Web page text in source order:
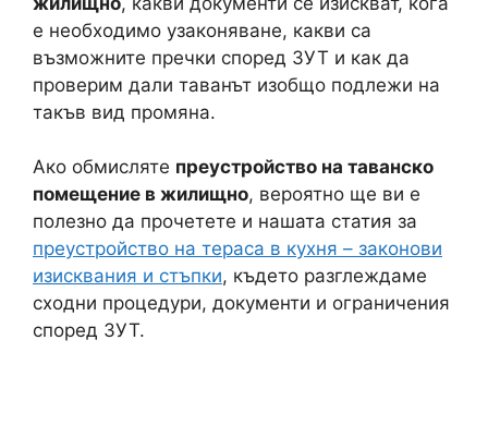
е необходимо узаконяване, какви са
възможните пречки според ЗУТ и как да
проверим дали таванът изобщо подлежи на
такъв вид промяна.
Ако обмисляте преустройство на таванско
помещение в жилищно, вероятно ще ви е
полезно да прочетете и нашата статия за
преустройство на тераса в кухня – законови
изисквания и стъпки, където разглеждаме
сходни процедури, документи и ограничения
според ЗУТ.